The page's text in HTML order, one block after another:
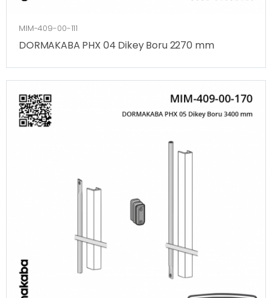
MIM-409-00-111
DORMAKABA PHX 04 Dikey Boru 2270 mm